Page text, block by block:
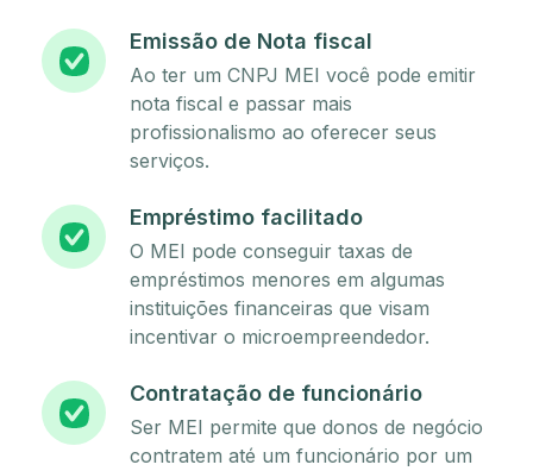
Emissão de Nota fiscal
Ao ter um CNPJ MEI você pode emitir
nota fiscal e passar mais
profissionalismo ao oferecer seus
serviços.
Empréstimo facilitado
O MEI pode conseguir taxas de
empréstimos menores em algumas
instituições financeiras que visam
incentivar o microempreendedor.
Contratação de funcionário
Ser MEI permite que donos de negócio
contratem até um funcionário por um